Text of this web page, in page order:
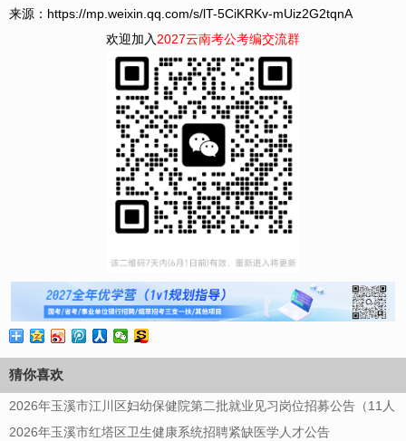
来源：https://mp.weixin.qq.com/s/lT-5CiKRKv-mUiz2G2tqnA
欢迎加入2027云南考公考编交流群
猜你喜欢
2026年玉溪市江川区妇幼保健院第二批就业见习岗位招募公告（11人
2026年玉溪市红塔区卫生健康系统招聘紧缺医学人才公告